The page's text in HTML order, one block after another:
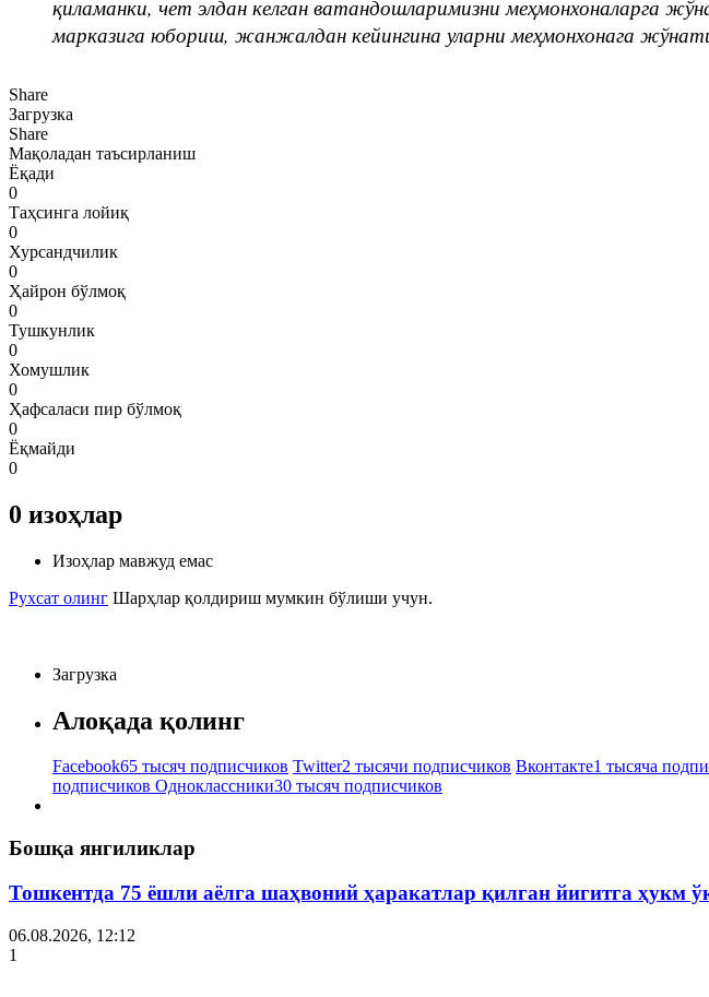
қиламанки, чет элдан келган ватандошларимизни меҳмонхоналарга
марказига юбориш, жанжалдан кейингина уларни меҳмонхонага
Share
Загрузка
Share
Мақоладан таъсирланиш
Ёқади
0
Таҳсинга лойиқ
0
Хурсандчилик
0
Ҳайрон бўлмоқ
0
Тушкунлик
0
Хомушлик
0
Ҳафсаласи пир бўлмоқ
0
Ёқмайди
0
0 изоҳлар
Изоҳлар мавжуд емас
Рухсат олинг Шарҳлар қолдириш мумкин бўлиши учун.
Загрузка
Алоқада қолинг
Facebook65 тысяч подписчиков Twitter2 тысячи подписчиков Вконтакте1 тысяча
подписчиков Одноклассники30 тысяч подписчиков
Бошқа янгиликлар
Тошкентда 75 ёшли аёлга шаҳвоний ҳаракатлар қилган йигитга ҳукм
06.08.2026, 12:12
1